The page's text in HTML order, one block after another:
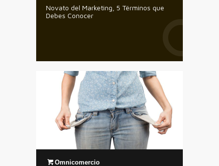
Novato del Marketing, 5 Términos que
Debes Conocer
Omnicomercio